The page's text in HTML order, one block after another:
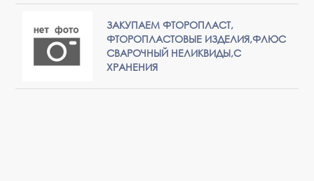
ЗАКУПАЕМ ФТОРОПЛАСТ,
ФТОРОПЛАСТОВЫЕ ИЗДЕЛИЯ,ФЛЮС
СВАРОЧНЫЙ НЕЛИКВИДЫ,С
ХРАНЕНИЯ